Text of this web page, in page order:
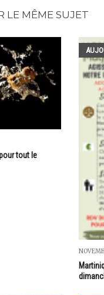
LE MÊME SUJET
tout le